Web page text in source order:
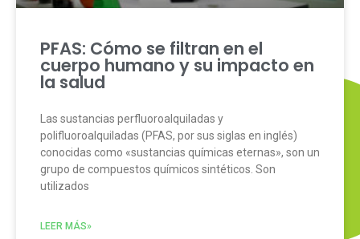
PFAS: Cómo se filtran en el
cuerpo humano y su impacto en
la salud
Las sustancias perfluoroalquiladas y
polifluoroalquiladas (PFAS, por sus siglas en inglés)
conocidas como «sustancias químicas eternas», son un
grupo de compuestos químicos sintéticos. Son
utilizados
LEER MÁS»